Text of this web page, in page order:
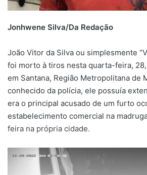
Jonhwene Silva/Da Redação
João Vitor da Silva ou simplesmente
foi morto à tiros nesta quarta-feira,
em Santana, Região Metropolitana de
conhecido da polícia, ele possuía
era o principal acusado de um furto
estabelecimento comercial na
feira na própria cidade.